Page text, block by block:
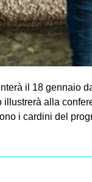
il 18
alla
i cardini del